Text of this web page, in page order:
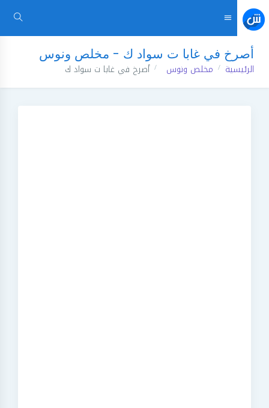
أصرخ في غابا ت سواد ك - مخلص ونوس
الرئيسية مخلص ونوس أصرخ في غابا ت سواد ك